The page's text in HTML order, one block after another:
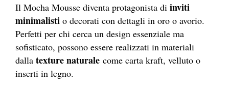
Il Mocha Mousse diventa protagonista di inviti
minimalisti o decorati con dettagli in oro o avorio.
Perfetti per chi cerca un design essenziale ma
sofisticato, possono essere realizzati in materiali
dalla texture naturale come carta kraft, velluto o
inserti in legno.